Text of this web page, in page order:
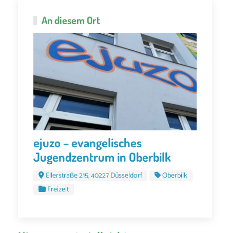
An diesem Ort
ejuzo – evangelisches
Jugendzentrum in Oberbilk
Ellerstraße 215, 40227 Düsseldorf
Oberbilk
Freizeit